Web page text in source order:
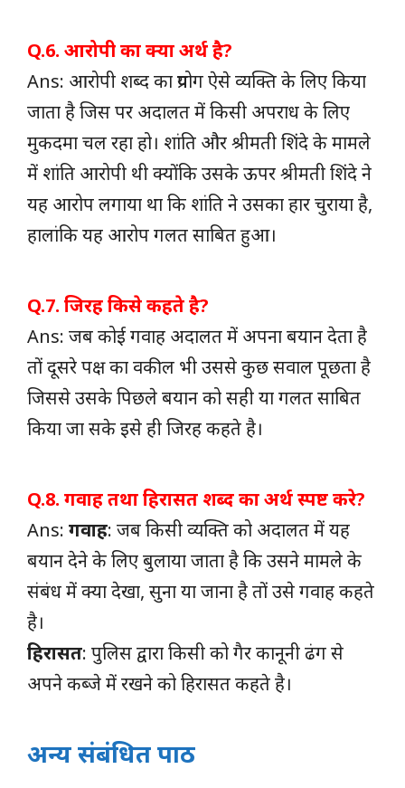
Q.6. आरोपी का क्या अर्थ है?
Ans: आरोपी शब्द का प्रयोग ऐसे व्यक्ति के लिए किया
जाता है जिस पर अदालत में किसी अपराध के लिए
मुकदमा चल रहा हो। शांति और श्रीमती शिंदे के मामले
में शांति आरोपी थी क्योंकि उसके ऊपर श्रीमती शिंदे ने
यह आरोप लगाया था कि शांति ने उसका हार चुराया है,
हालांकि यह आरोप गलत साबित हुआ।
Q.7. जिरह किसे कहते है?
Ans: जब कोई गवाह अदालत में अपना बयान देता है
तों दूसरे पक्ष का वकील भी उससे कुछ सवाल पूछता है
जिससे उसके पिछले बयान को सही या गलत साबित
किया जा सके इसे ही जिरह कहते है।
Q.8. गवाह तथा हिरासत शब्द का अर्थ स्पष्ट करे?
Ans: गवाह: जब किसी व्यक्ति को अदालत में यह
बयान देने के लिए बुलाया जाता है कि उसने मामले के
संबंध में क्या देखा, सुना या जाना है तों उसे गवाह कहते
है।
हिरासत: पुलिस द्वारा किसी को गैर कानूनी ढंग से
अपने कब्जे में रखने को हिरासत कहते है।
अन्य संबंधित पाठ